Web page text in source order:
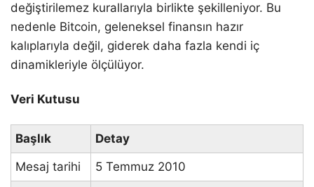
değiştirilemez kurallarıyla birlikte şekilleniyor. Bu
nedenle Bitcoin, geleneksel finansın hazır
kalıplarıyla değil, giderek daha fazla kendi iç
dinamikleriyle ölçülüyor.
Veri Kutusu
Başlık
Detay
Mesaj tarihi
5 Temmuz 2010